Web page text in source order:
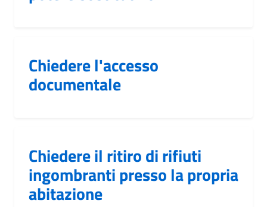
Chiedere l'accesso
documentale
Chiedere il ritiro di rifiuti
ingombranti presso la propria
abitazione